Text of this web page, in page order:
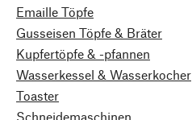
Emaille Töpfe
Gusseisen Töpfe & Bräter
Kupfertöpfe & -pfannen
Wasserkessel & Wasserkocher
Toaster
Schneidemaschinen